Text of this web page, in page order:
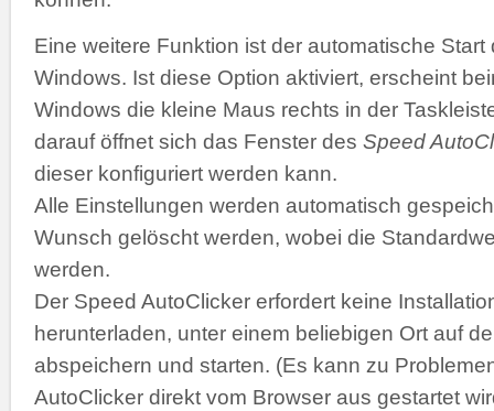
Eine weitere Funktion ist der automatische Start
Windows. Ist diese Option aktiviert, erscheint
Windows die kleine Maus rechts in der
darauf öffnet sich das Fenster des Speed
dieser konfiguriert werden kann.
Alle Einstellungen werden automatisch
Wunsch gelöscht werden, wobei die
werden.
Der Speed AutoClicker erfordert keine
herunterladen, unter einem beliebigen Ort auf
abspeichern und starten. (Es kann zu
AutoClicker direkt vom Browser aus gestartet